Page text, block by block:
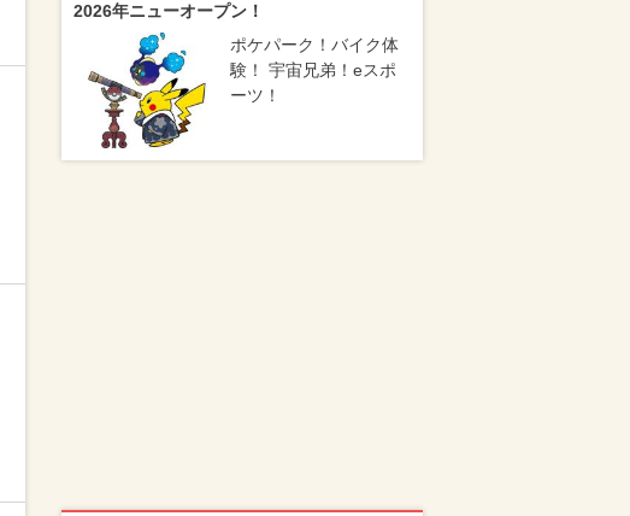
2026年ニューオープン！
ポケパーク！バイク体
験！ 宇宙兄弟！eスポ
ーツ！